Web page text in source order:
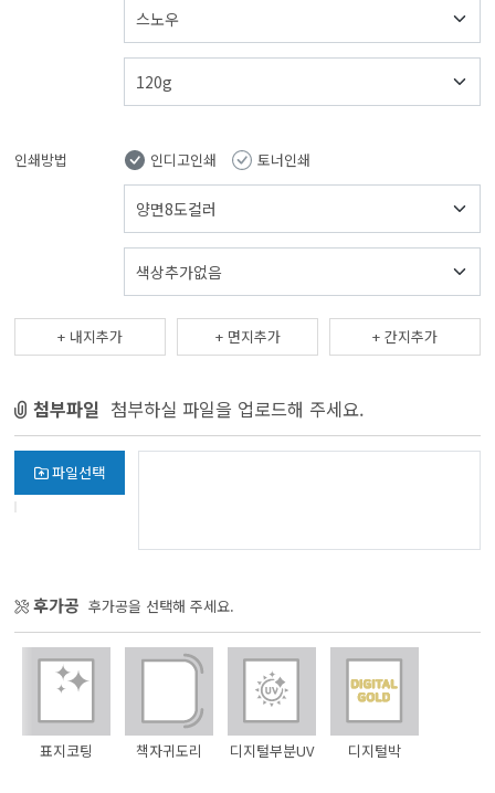
인쇄방법 인디고인쇄 토너인쇄
내지추가 면지추가 간지추가
첨부파일 첨부하실 파일을 업로드해 주세요.
파일선택
후가공 후가공을 선택해 주세요.
표지코팅 책자귀도리 디지털부분UV 디지털박